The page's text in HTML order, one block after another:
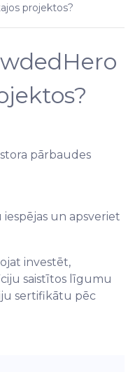
projektos?
pārbaudes
un apsveriet
investēt,
saistītos līgumu
sertifikātu pēc